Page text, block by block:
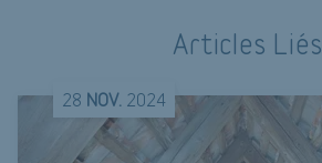
Articles Liés
28 NOV. 2024